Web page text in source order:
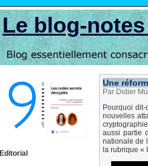
Le blog-
Editorial
Une
Par Didier
Pourquoi
nouvelles
aussi partie
nationale de
la rubrique «